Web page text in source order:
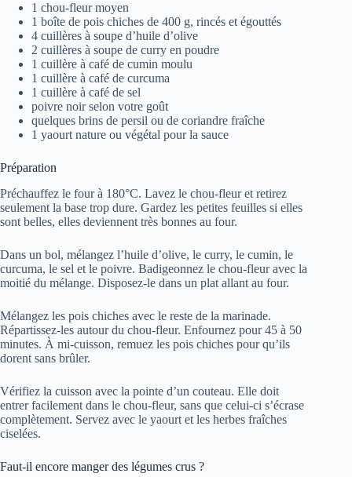
1 chou-fleur moyen
1 boîte de pois chiches de 400 g, rincés et égouttés
4 cuillères à soupe d’huile d’olive
2 cuillères à soupe de curry en poudre
1 cuillère à café de cumin moulu
1 cuillère à café de curcuma
1 cuillère à café de sel
poivre noir selon votre goût
quelques brins de persil ou de coriandre fraîche
1 yaourt nature ou végétal pour la sauce
Préparation
Préchauffez le four à 180°C. Lavez le chou-fleur et retirez
seulement la base trop dure. Gardez les petites feuilles si elles
sont belles, elles deviennent très bonnes au four.
Dans un bol, mélangez l’huile d’olive, le curry, le cumin, le
curcuma, le sel et le poivre. Badigeonnez le chou-fleur avec la
moitié du mélange. Disposez-le dans un plat allant au four.
Mélangez les pois chiches avec le reste de la marinade.
Répartissez-les autour du chou-fleur. Enfournez pour 45 à 50
minutes. À mi-cuisson, remuez les pois chiches pour qu’ils
dorent sans brûler.
Vérifiez la cuisson avec la pointe d’un couteau. Elle doit
entrer facilement dans le chou-fleur, sans que celui-ci s’écrase
complètement. Servez avec le yaourt et les herbes fraîches
ciselées.
Faut-il encore manger des légumes crus ?